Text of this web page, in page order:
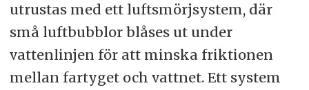
utrustas med ett luftsmörjsystem, där
små luftbubblor blåses ut under
vattenlinjen för att minska friktionen
mellan fartyget och vattnet. Ett system